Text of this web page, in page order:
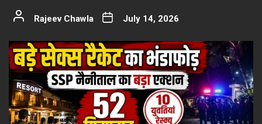
Rajeev Chawla July 14, 2026